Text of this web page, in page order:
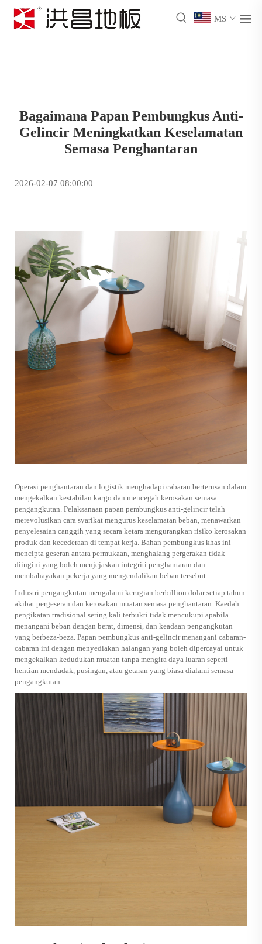
MS
Bagaimana Papan Pembungkus Anti-
Gelincir Meningkatkan Keselamatan
Semasa Penghantaran
2026-02-07 08:00:00
Operasi penghantaran dan logistik menghadapi cabaran berterusan dalam
mengekalkan kestabilan kargo dan mencegah kerosakan semasa
pengangkutan. Pelaksanaan papan pembungkus anti-gelincir telah
merevolusikan cara syarikat mengurus keselamatan beban, menawarkan
penyelesaian canggih yang secara ketara mengurangkan risiko kerosakan
produk dan kecederaan di tempat kerja. Bahan pembungkus khas ini
mencipta geseran antara permukaan, menghalang pergerakan tidak
diingini yang boleh menjejaskan integriti penghantaran dan
membahayakan pekerja yang mengendalikan beban tersebut.
Industri pengangkutan mengalami kerugian berbillion dolar setiap tahun
akibat pergeseran dan kerosakan muatan semasa penghantaran. Kaedah
pengikatan tradisional sering kali terbukti tidak mencukupi apabila
menangani beban dengan berat, dimensi, dan keadaan pengangkutan
yang berbeza-beza. Papan pembungkus anti-gelincir menangani cabaran-
cabaran ini dengan menyediakan halangan yang boleh dipercayai untuk
mengekalkan kedudukan muatan tanpa mengira daya luaran seperti
hentian mendadak, pusingan, atau getaran yang biasa dialami semasa
pengangkutan.